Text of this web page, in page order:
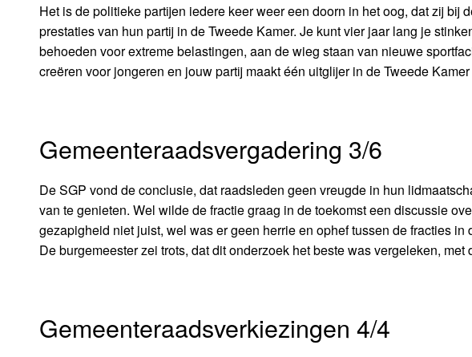
Het is de politieke partijen iedere keer weer een doorn in het oog, dat zij bij
prestaties van hun partij in de Tweede Kamer. Je kunt vier jaar lang je
behoeden voor extreme belastingen, aan de wieg staan van nieuwe
creëren voor jongeren en jouw partij maakt één uitglijer in de Tweede
Gemeenteraadsvergadering 3/6
De SGP vond de conclusie, dat raadsleden geen vreugde in hun
van te genieten. Wel wilde de fractie graag in de toekomst een discussie
gezapigheid niet juist, wel was er geen herrie en ophef tussen de fracties
De burgemeester zei trots, dat dit onderzoek het beste was vergeleken,
Gemeenteraadsverkiezingen 4/4